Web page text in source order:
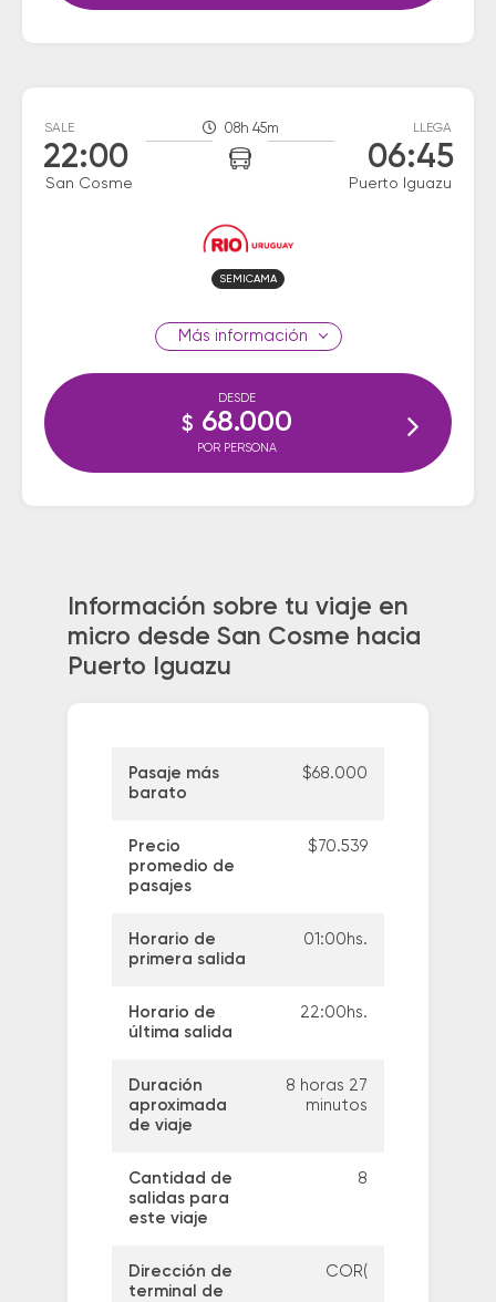
SALE
22:00
San Cosme
08h 45m LLEGA
06:45
Puerto Iguazu
SEMICAMA
información
DESDE
$ 68.000
POR PERSONA
Información sobre tu viaje en
micro desde San Cosme hacia
Puerto Iguazu
Pasaje más
barato
$68.000
Precio
promedio de
pasajes
$70.539
Horario de
primera salida
01:00hs.
Horario de
última salida
22:00hs.
Duración
aproximada
de viaje
8 horas 27
minutos
Cantidad de
salidas para
este viaje
8
Dirección de
terminal de
COR(